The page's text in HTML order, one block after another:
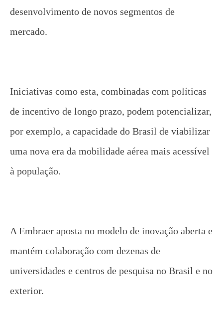
desenvolvimento de novos segmentos de
mercado.
Iniciativas como esta, combinadas com políticas
de incentivo de longo prazo, podem potencializar,
por exemplo, a capacidade do Brasil de viabilizar
uma nova era da mobilidade aérea mais acessível
à população.
A Embraer aposta no modelo de inovação aberta e
mantém colaboração com dezenas de
universidades e centros de pesquisa no Brasil e no
exterior.